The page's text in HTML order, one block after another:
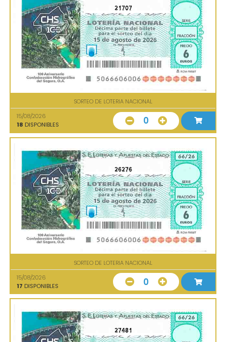
21707
SORTEO DE LOTERIA NACIONAL
15/08/2026
18 DISPONIBLES 0
26276
SORTEO DE LOTERIA NACIONAL
15/08/2026
17 DISPONIBLES 0
27481